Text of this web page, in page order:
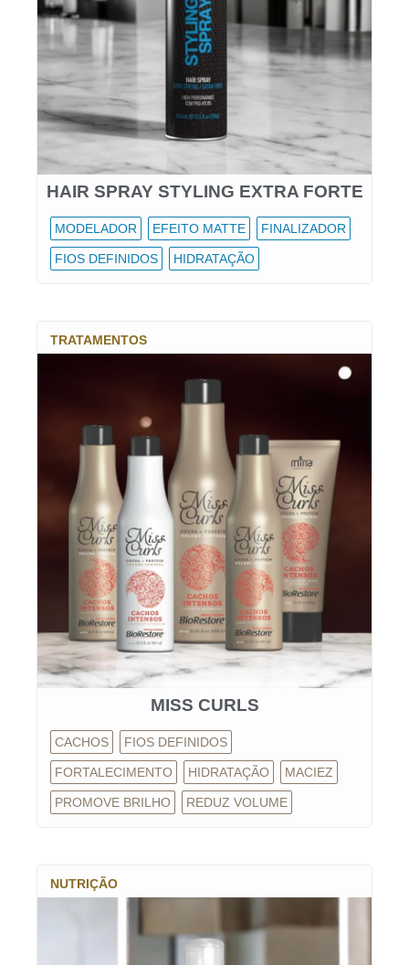
HAIR SPRAY STYLING EXTRA FORTE
MODELADOR EFEITO MATTE FINALIZADOR
FIOS DEFINIDOS HIDRATAÇÃO
TRATAMENTOS
MISS CURLS
CACHOS FIOS DEFINIDOS
FORTALECIMENTO HIDRATAÇÃO MACIEZ
PROMOVE BRILHO REDUZ VOLUME
NUTRIÇÃO